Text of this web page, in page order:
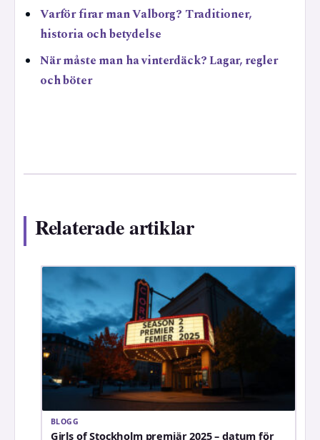
Varför firar man Valborg? Traditioner,
historia och betydelse
När måste man ha vinterdäck? Lagar, regler
och böter
Relaterade artiklar
BLOGG
Girls of Stockholm premiär 2025 – datum för